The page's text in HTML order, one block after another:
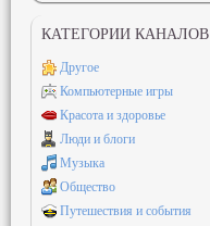
КАТЕГОРИИ КАНАЛОВ
Другое
Компьютерные игры
Красота и здоровье
Люди и блоги
Музыка
Общество
Путешествия и события